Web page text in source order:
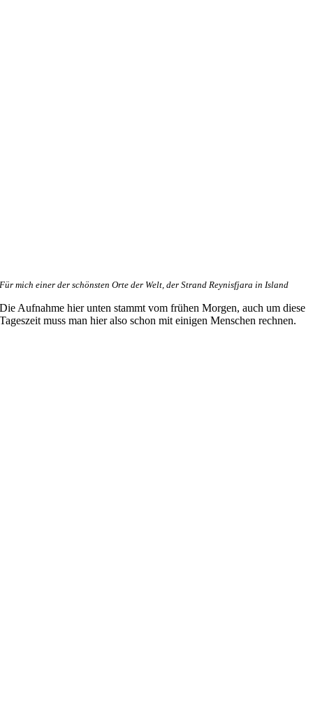
Für mich einer der schönsten Orte der Welt, der Strand Reynisfjara in Island
Die Aufnahme hier unten stammt vom frühen Morgen, auch um diese
Tageszeit muss man hier also schon mit einigen Menschen rechnen.